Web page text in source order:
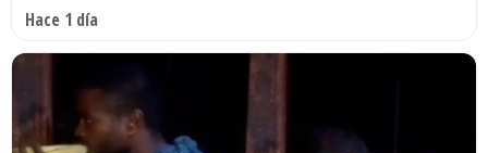
Hace 1 día